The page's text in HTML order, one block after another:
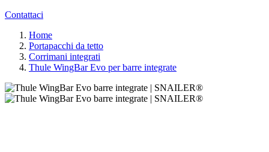
Contattaci
Home
Portapacchi da tetto
Corrimani integrati
Thule WingBar Evo per barre integrate